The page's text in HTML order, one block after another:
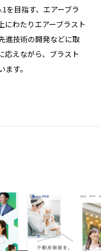
を目指す、エアーブラ
にわたりエアーブラスト
進技術の開発などに取
応えながら、ブラスト
す。